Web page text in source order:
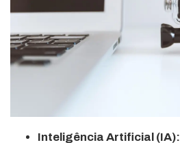
Inteligência Artificial (IA):